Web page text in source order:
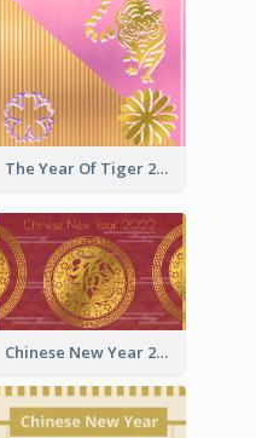
The Year Of Tiger 2022 Golden Greeting Card
Chinese New Year 2022 Golden Greeting Card